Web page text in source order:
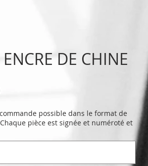
ENCRE DE CHINE
possible dans le format de
pièce est signée et numéroté et